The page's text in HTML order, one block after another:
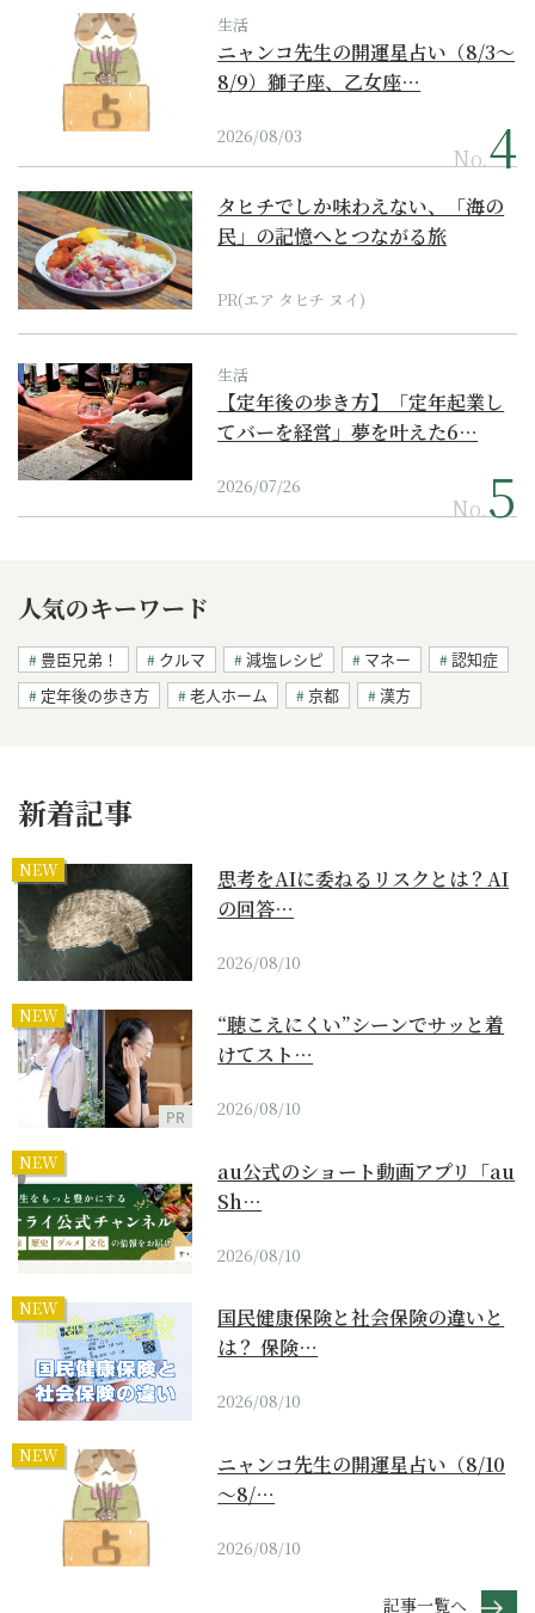
生活
ニャンコ先生の開運星占い（8/3～
8/9）獅子座、乙女座…
2026/08/03
No.
タヒチでしか味わえない、「海の
民」の記憶へとつながる旅
PR(エア タヒチ ヌイ)
生活
【定年後の歩き方】「定年起業し
てバーを経営」夢を叶えた6…
2026/07/26
No.
人気のキーワード
豊臣兄弟！ クルマ 減塩レシピ マネー
認知症
定年後の歩き方
老人ホーム 京都 漢方
新着記事
NEW
思考をAIに委ねるリスクとは？AI
の回答…
2026/08/10
NEW
PR
“聴こえにくい”シーンでサッと着
けてスト…
2026/08/10
NEW
au公式のショート動画アプリ「au
Sh…
2026/08/10
NEW
国民健康保険と社会保険の違いと
は？ 保険…
2026/08/10
NEW
ニャンコ先生の開運星占い（8/10
～8/…
2026/08/10
記事一覧へ